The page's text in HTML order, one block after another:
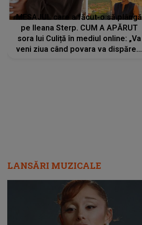
MESAJUL care a făcut-o să plângă
pe Ileana Sterp. CUM A APĂRUT
sora lui Culiță în mediul online: „Va
veni ziua când povara va dispărea,
LANSĂRI MUZICALE